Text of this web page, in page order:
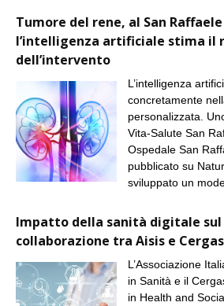
Tumore del rene, al San
l’intelligenza artificiale stima il
dell’intervento
L’intelligenza
concretamente
personalizzata.
Vita-Salute San
Ospedale San
pubblicato su
sviluppato un
Impatto della sanità digitale sul
collaborazione tra Aisis e Cergas
L’Associazione
in Sanità e il
in Health and